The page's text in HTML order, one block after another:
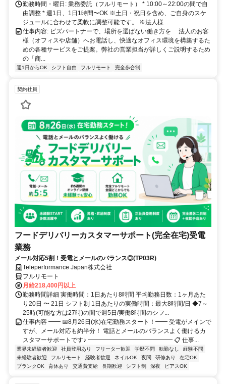
勤務時間・曜日: 業務委託（フルリモート） * 10:00～22:00の間で自
由調整 * 週1日、1日1時間〜OK ※土日・祝日を含め、ご自身のスケ
ジュールに合わせて柔軟に調整可能です。 ※法人様...
仕事内容: ビズパートナーで、場所を選ばない働き方を 法人のお客
様（オフィスや店舗）へお電話し、快適なオフィス環境を構築するた
めの各種サービスをご提案。弊社の営業担当が詳しくご説明するため
の「商...
週1日からOK シフト自由 フルリモート 完全歩合制
契約社員
フードデリバリーカスタマーサポート(完全在宅)受電
業務
メール対応5割！受電とメールのバランス◎(TP03R)
Teleperformance Japan株式会社
フルリモート
月給218,400円以上
勤務時間詳細 実働時間：1日あたり8時間 平均勤務日数：1ヶ月あた
り20日 〜 21日 シフト制 1日あたりの実働時間：最大8時間/日 ◆7～
25時(可能な方は27時)の間で週5日/実働8時間のシフ...
仕事内容 ━━ 📅8月26日(水)在宅勤務スタート！━━ 受電がメインで
すが、メール対応も約半分！ 電話とメールのバランスよく働けるカ
スタマーサポートです♪ ━━━━━━━━━━━━━━ 📋 仕事...
業界未経験者歓迎 社員登用あり フリーター歓迎 学歴不問 転勤なし
経験不問
未経験者歓迎
フルリモート 経験者歓迎 ネイルOK 夜間 研修あり
在宅OK
ブランクOK
育休あり 交通費支給 長期歓迎 シフト制 深夜 ピアスOK